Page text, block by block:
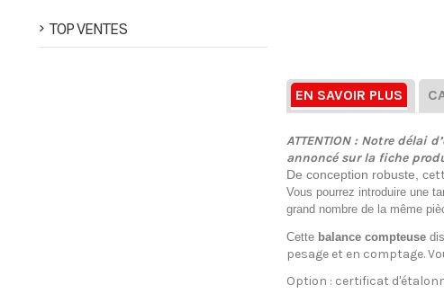
EN SAVOIR PLUS
ATTENTION : Notre
annoncé sur la fiche
De conception robuste, c
Vous pourrez introduire une
grand nombre de la même
Cette balance compteuse
pesage et en comptage.
Option : certificat
TOP VENTES